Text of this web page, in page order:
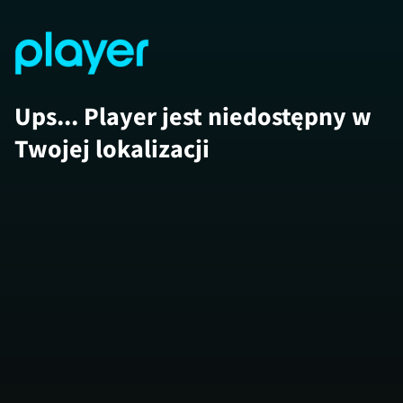
Ups... Player jest niedostępny w
Twojej lokalizacji